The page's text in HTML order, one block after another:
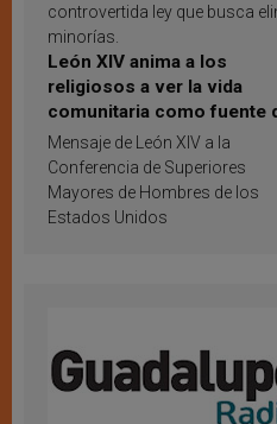
controvertida ley que busca
minorías.
León XIV anima a los
religiosos a ver la vida
comunitaria como fuente
inspiración y santificación
Mensaje de León XIV a la
Conferencia de Superiores
Mayores de Hombres de los
Estados Unidos